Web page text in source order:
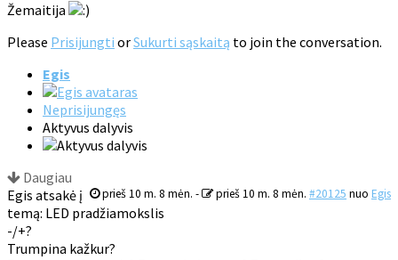
Žemaitija
Please Prisijungti orSukurti sąskaitą to join the conversation.
Egis
Neprisijungęs
Aktyvus dalyvis
Daugiau
prieš 10 m. 8 mėn. - prieš 10 m. 8 mėn. #20125 nuo Egis
Egis atsakė į
temą: LED pradžiamokslis
-/+?
Trumpina kažkur?